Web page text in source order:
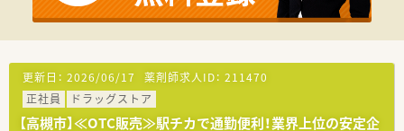
＼＼ こんな業務内容です☆ ／／
■OTC販売のみのお仕事です。調剤業務はございません。
いいたします。
■お客様には売り上げや利益にとらわれないカウンセリングを
実施できるよう、時間もしっかり確保されています。
更新日： 2026/06/17 薬剤師求人ID： 211470
正社員
ドラッグストア
【高槻市】≪OTC販売≫駅チカで通勤便利！業界上位の安定企